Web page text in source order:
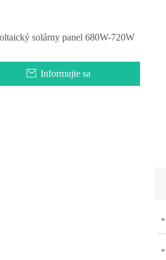
solárny panel 680W-720W
Informujte sa